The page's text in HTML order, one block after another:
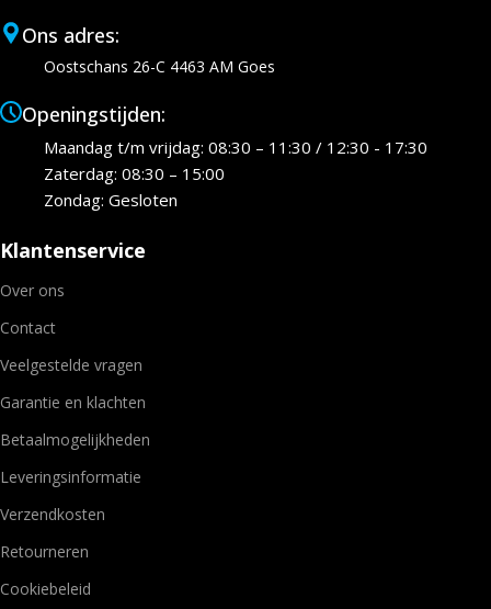
Ons adres:
Oostschans 26-C 4463 AM Goes
Openingstijden:
Maandag t/m vrijdag: 08:30 – 11:30 / 12:30 - 17:30
Zaterdag: 08:30 – 15:00
Zondag: Gesloten
Klantenservice
Over ons
Contact
Veelgestelde vragen
Garantie en klachten
Betaalmogelijkheden
Leveringsinformatie
Verzendkosten
Retourneren
Cookiebeleid